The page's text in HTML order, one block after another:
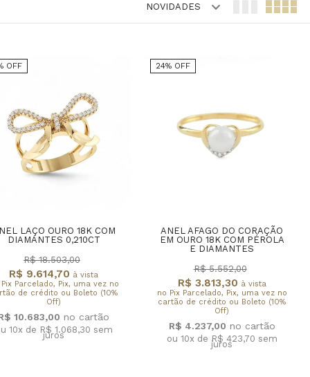
NOVIDADES
OFF
LAÇO OURO 18K COM
DIAMANTES 0,210CT
R$ 9.614,70 à vista
Parcelado, Pix, uma vez no
de crédito ou Boleto (10%
Off)
R$ 18.503,00
10.683,00
10x de R$ 1.068,30 sem
juros
24% OFF
ANEL AFAGO DO CORAÇÃO
EM OURO 18K COM PÉROLA
E DIAMANTES
R$ 3.813,30 à vista
no Pix Parcelado, Pix, uma vez no
cartão de crédito ou Boleto (10%
Off)
R$ 5.552,00
R$ 4.237,00
ou 10x de R$ 423,70 sem
juros